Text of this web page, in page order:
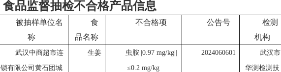
食品监督抽检不合格产品信息
被抽样单位名
称
食
品名称
不合格项 公告号
检测
机构
武汉中商超市连
锁有限公司黄石团城
生姜 虫胺||0.97 mg/kg||
≤0.2 mg/kg
2024060601 武汉市
华测检测技